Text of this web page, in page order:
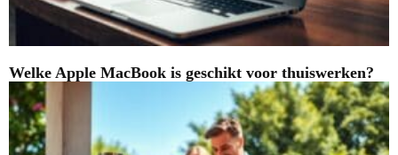
Welke Apple MacBook is geschikt voor thuiswerken?